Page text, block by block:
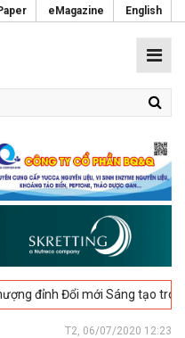
eMagazine English
Đổi mới Sáng tạo trong Ngành
T2, 06/07/2020 12:23